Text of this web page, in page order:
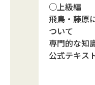
○上級編
飛鳥・藤原
ついて
専門的な知
公式テキス